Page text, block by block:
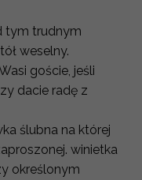
tym trudnym
weselny.
goście, jeśli
dacie radę z
ślubna na której
winietka
określonym